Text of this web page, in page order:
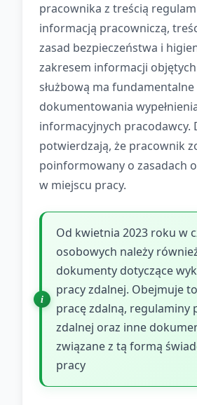
pracownika z treścią
informacją pracowniczą,
zasad bezpieczeństwa i
zakresem informacji
służbową ma fundamentalne
dokumentowania
informacyjnych pracodawcy.
potwierdzają, że pracownik
poinformowany o zasadach
w miejscu pracy.
Od kwietnia 2023 roku w
osobowych należy
dokumenty dotyczące
pracy zdalnej. Obejmuje
pracę zdalną, regulaminy
zdalnej oraz inne
związane z tą formą
pracy